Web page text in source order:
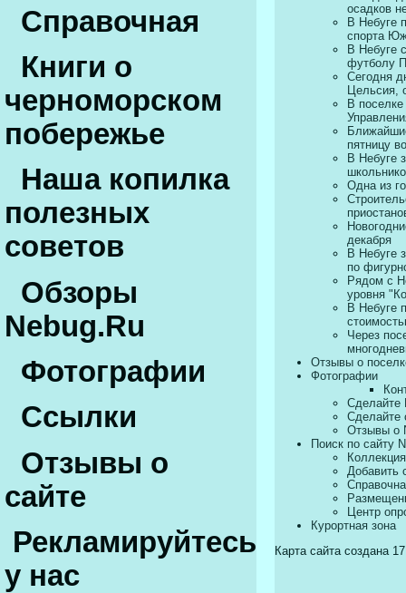
Справочная
Книги о
черноморском
побережье
Наша копилка
полезных
советов
Обзоры
Nebug.Ru
Фотографии
Ссылки
Отзывы о
сайте
Рекламируйтесь
у нас
осадков
В Небуге
спорта
В Небуге
футболу
Сегодня
Цельсия,
В поселке
пятницу
В Небуге
Одна из
декабря
В Небуге
по
Рядом с
уровня
В Небуге
Через
Отзывы о
Фотографии
Сделайте
Сделайте
Отзывы о
Поиск по сайту
Добавить
Центр
Курортная зона
Карта сайта создана